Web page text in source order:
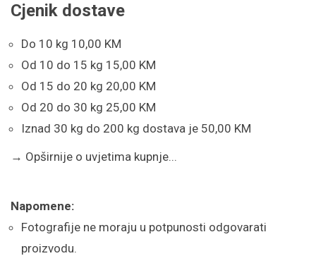
Cjenik dostave
Do 10 kg 10,00 KM
Od 10 do 15 kg 15,00 KM
Od 15 do 20 kg 20,00 KM
Od 20 do 30 kg 25,00 KM
Iznad 30 kg do 200 kg dostava je 50,00 KM
→ Opširnije o uvjetima kupnje...
Napomene:
Fotografije ne moraju u potpunosti odgovarati
proizvodu.